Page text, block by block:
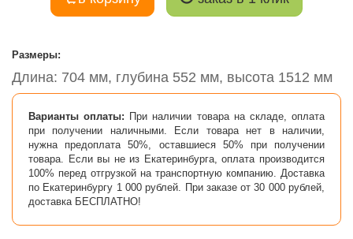
Размеры:
Длина: 704 мм, глубина 552 мм, высота 1512 мм
Варианты оплаты: При наличии товара на складе, оплата
при получении наличными. Если товара нет в наличии,
нужна предоплата 50%, оставшиеся 50% при получении
товара. Если вы не из Екатеринбурга, оплата производится
100% перед отгрузкой на транспортную компанию. Доставка
по Екатеринбургу 1 000 рублей. При заказе от 30 000 рублей,
доставка БЕСПЛАТНО!